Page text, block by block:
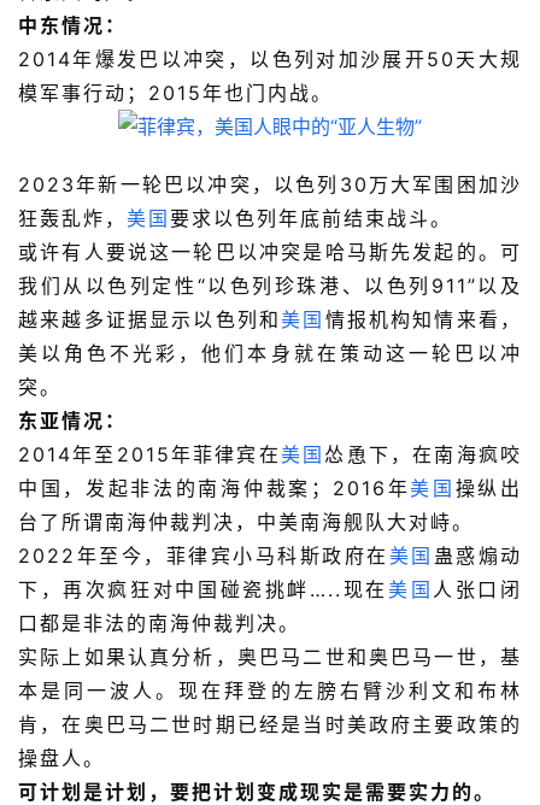
中东情况：
2014年爆发巴以冲突，以色列对加沙展开50天大规
模军事行动；2015年也门内战。
2023年新一轮巴以冲突，以色列30万大军围困加沙
狂轰乱炸， 美国 要求以色列年底前结束战斗。
或许有人要说这一轮巴以冲突是哈马斯先发起的。可
我们从以色列定性“以色列珍珠港、以色列911”以及
越来越多证据显示以色列和美国 情报机构知情来看，
美以角色不光彩，他们本身就在策动这一轮巴以冲
突。
东亚情况：
2014年至2015年菲律宾在美国 怂恿下，在南海疯咬
中国，发起非法的南海仲裁案；2016年美国 操纵出
台了所谓南海仲裁判决，中美南海舰队大对峙。
2022年至今，菲律宾小马科斯政府在 美国 蛊惑煽动
下，再次疯狂对中国碰瓷挑衅…..现在 美国 人张口闭
口都是非法的南海仲裁判决。
实际上如果认真分析，奥巴马二世和奥巴马一世，基
本是同一波人。现在拜登的左膀右臂沙利文和布林
肯，在奥巴马二世时期已经是当时美政府主要政策的
操盘人。
可计划是计划，要把计划变成现实是需要实力的。